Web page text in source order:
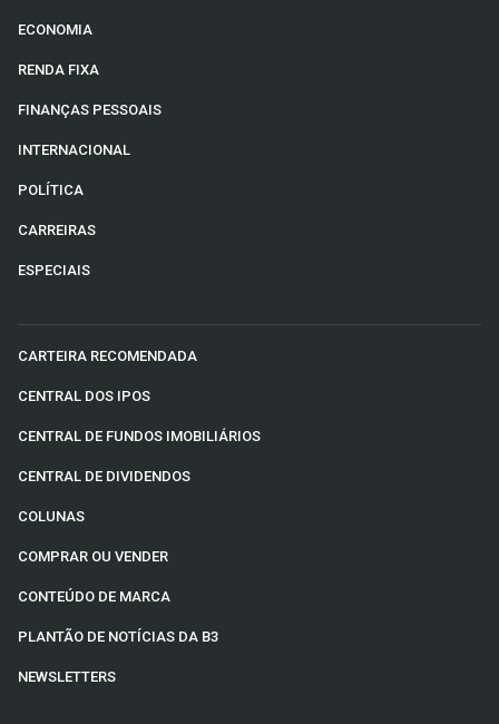
ECONOMIA
RENDA FIXA
FINANÇAS PESSOAIS
INTERNACIONAL
POLÍTICA
CARREIRAS
ESPECIAIS
CARTEIRA RECOMENDADA
CENTRAL DOS IPOS
CENTRAL DE FUNDOS IMOBILIÁRIOS
CENTRAL DE DIVIDENDOS
COLUNAS
COMPRAR OU VENDER
CONTEÚDO DE MARCA
PLANTÃO DE NOTÍCIAS DA B3
NEWSLETTERS